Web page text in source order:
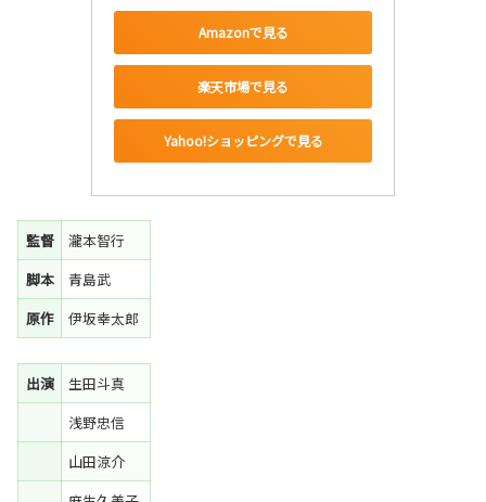
Amazonで見る
楽天市場で見る
Yahoo!ショッピングで見る
監督
瀧本智行
脚本
青島武
原作
伊坂幸太郎
出演
生田斗真
浅野忠信
山田涼介